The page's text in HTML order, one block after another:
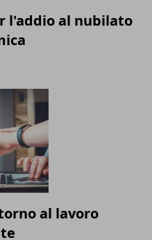
l'addio al nubilato
al lavoro